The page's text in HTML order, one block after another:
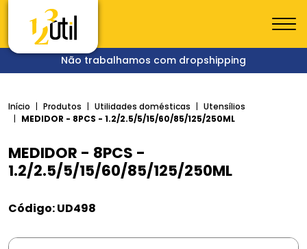
Não trabalhamos com dropshipping
Início Produtos Utilidades domésticas
Utensílios
MEDIDOR - 8PCS - 1.2/2.5/5/15/60/85/125/250ML
MEDIDOR - 8PCS -
1.2/2.5/5/15/60/85/125/250ML
Código: UD498